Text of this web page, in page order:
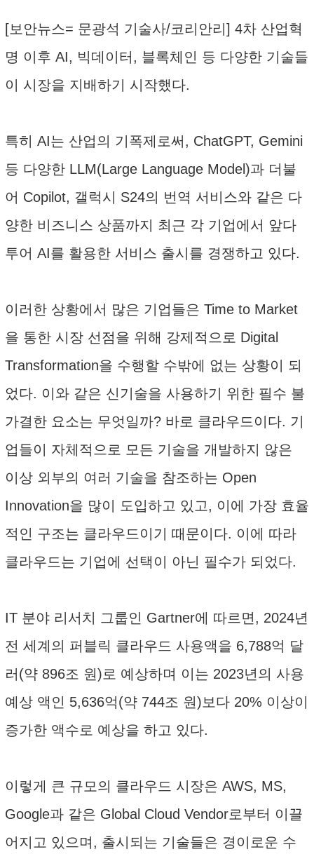
[보안뉴스= 문광석 기술사/코리안리] 4차 산업혁
명 이후 AI, 빅데이터, 블록체인 등 다양한 기술들
이 시장을 지배하기 시작했다.
특히 AI는 산업의 기폭제로써, ChatGPT, Gemini
등 다양한 LLM(Large Language Model)과 더불
어 Copilot, 갤럭시 S24의 번역 서비스와 같은 다
양한 비즈니스 상품까지 최근 각 기업에서 앞다
투어 AI를 활용한 서비스 출시를 경쟁하고 있다.
이러한 상황에서 많은 기업들은 Time to Market
을 통한 시장 선점을 위해 강제적으로 Digital
Transformation을 수행할 수밖에 없는 상황이 되
었다. 이와 같은 신기술을 사용하기 위한 필수 불
가결한 요소는 무엇일까? 바로 클라우드이다. 기
업들이 자체적으로 모든 기술을 개발하지 않은
이상 외부의 여러 기술을 참조하는 Open
Innovation을 많이 도입하고 있고, 이에 가장 효율
적인 구조는 클라우드이기 때문이다. 이에 따라
클라우드는 기업에 선택이 아닌 필수가 되었다.
IT 분야 리서치 그룹인 Gartner에 따르면, 2024년
전 세계의 퍼블릭 클라우드 사용액을 6,788억 달
러(약 896조 원)로 예상하며 이는 2023년의 사용
예상 액인 5,636억(약 744조 원)보다 20% 이상이
증가한 액수로 예상을 하고 있다.
이렇게 큰 규모의 클라우드 시장은 AWS, MS,
Google과 같은 Global Cloud Vendor로부터 이끌
어지고 있으며, 출시되는 기술들은 경이로운 수